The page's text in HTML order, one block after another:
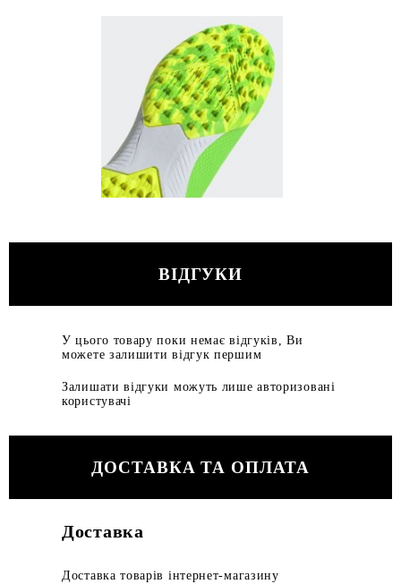
ВІДГУКИ
У цього товару поки немає відгуків, Ви
можете залишити відгук першим
Залишати відгуки можуть лише авторизовані
користувачі
ДОСТАВКА ТА ОПЛАТА
Доставка
Доставка товарів інтернет-магазину